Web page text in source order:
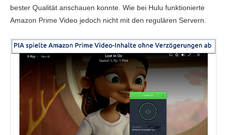
bester Qualität anschauen konnte. Wie bei Hulu funktionierte
Amazon Prime Video jedoch nicht mit den regulären Servern.